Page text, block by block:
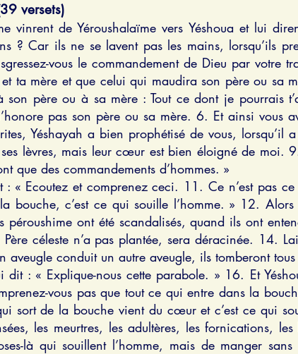
versets)
vinrent de Yéroushalaïme vers Yéshoua et lui
? Car ils ne se lavent pas les mains, lorsqu’ils
vous le commandement de Dieu par votre
ta mère et que celui qui maudira son père ou sa
père ou à sa mère : Tout ce dont je pourrais
pas son père ou sa mère. 6. Et ainsi vous
Yéshayah a bien prophétisé de vous, lorsqu’il
lèvres, mais leur cœur est bien éloigné de moi.
que des commandements d’hommes. »
« Ecoutez et comprenez ceci. 11. Ce n’est pas
bouche, c’est ce qui souille l’homme. » 12. Alors
péroushime ont été scandalisés, quand ils ont
céleste n’a pas plantée, sera déracinée. 14.
aveugle conduit un autre aveugle, ils tomberont
: « Explique-nous cette parabole. » 16. Et
vous pas que tout ce qui entre dans la
sort de la bouche vient du cœur et c’est ce qui
les meurtres, les adultères, les fornications,
là qui souillent l’homme, mais de manger